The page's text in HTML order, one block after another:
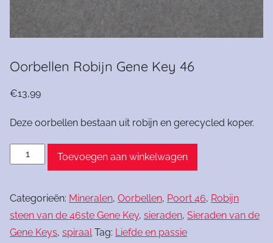
Oorbellen Robijn Gene Key 46
€13,99
Deze oorbellen bestaan uit robijn en gerecycled koper.
Oorbellen
Robijn
Key
46
aantal
Toevoegen aan winkelwagen
Categorieën: Mineralen, Oorbellen, Poort 46, Robijn
steen van de 46ste Gene Key, sieraden, Sieraden van de
Gene Keys, spiraal Tag: Liefde en passie